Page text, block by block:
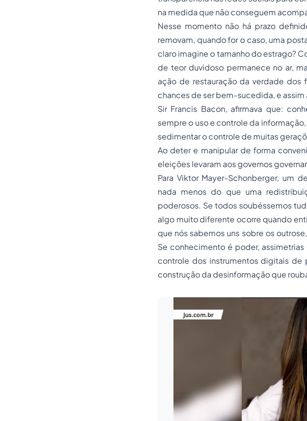
na medida que não conseguem
Nesse momento não há prazo
removam, quando for o caso, uma
claro imagine o tamanho do estrago?
de teor duvidoso permanece no ar,
ação de restauração da verdade dos
chances de ser bem-sucedida, e
Sir Francis Bacon, afirmava que:
sempre o uso e controle da
sedimentar o controle de muitas
Ao deter e manipular de forma
eleições levaram aos governos
Para Viktor Mayer-Schonberger, um
nada menos do que uma
poderosos. Se todos soubéssemos
algo muito diferente ocorre quando
que nós sabemos uns sobre os
Se conhecimento é poder,
controle dos instrumentos digitais
construção da desinformação que